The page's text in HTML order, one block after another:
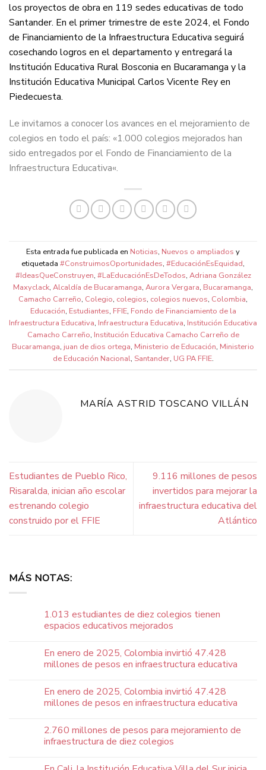
los proyectos de obra en 119 sedes educativas de todo
Santander. En el primer trimestre de este 2024, el Fondo
de Financiamiento de la Infraestructura Educativa seguirá
cosechando logros en el departamento y entregará la
Institución Educativa Rural Bosconia en Bucaramanga y la
Institución Educativa Municipal Carlos Vicente Rey en
Piedecuesta.
Le invitamos a conocer los avances en el mejoramiento de
colegios en todo el país: «1.000 colegios mejorados han
sido entregados por el Fondo de Financiamiento de la
Infraestructura Educativa«.
Esta entrada fue publicada en Noticias, Nuevos o ampliados y
etiquetada #ConstruimosOportunidades, #EducaciónEsEquidad,
#IdeasQueConstruyen, #LaEducaciónEsDeTodos, Adriana González
Maxyclack, Alcaldía de Bucaramanga, Aurora Vergara, Bucaramanga,
Camacho Carreño, Colegio, colegios, colegios nuevos, Colombia,
Educación, Estudiantes, FFIE, Fondo de Financiamiento de la
Infraestructura Educativa, Infraestructura Educativa, Institución Educativa
Camacho Carreño, Institución Educativa Camacho Carreño de
Bucaramanga, juan de dios ortega, Ministerio de Educación, Ministerio
de Educación Nacional, Santander, UG PA FFIE.
MARÍA ASTRID TOSCANO VILLÁN
Estudiantes de Pueblo Rico,
Risaralda, inician año escolar
estrenando colegio
construido por el FFIE
9.116 millones de pesos
invertidos para mejorar la
infraestructura educativa del
Atlántico
MÁS NOTAS:
1.013 estudiantes de diez colegios tienen
espacios educativos mejorados
En enero de 2025, Colombia invirtió 47.428
millones de pesos en infraestructura educativa
En enero de 2025, Colombia invirtió 47.428
millones de pesos en infraestructura educativa
2.760 millones de pesos para mejoramiento de
infraestructura de diez colegios